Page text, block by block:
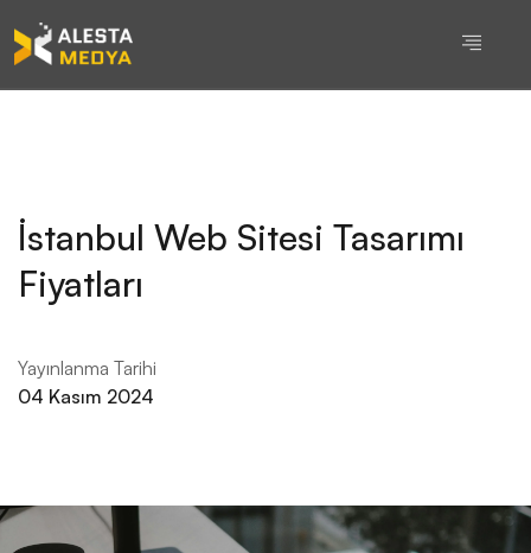
İstanbul Web Sitesi Tasarımı
Fiyatları
Yayınlanma Tarihi
04 Kasım 2024